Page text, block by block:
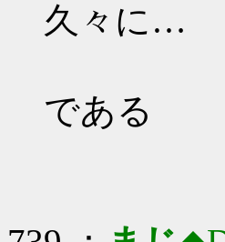
久々に…
である